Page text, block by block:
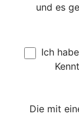
und es
Ich
Die mit